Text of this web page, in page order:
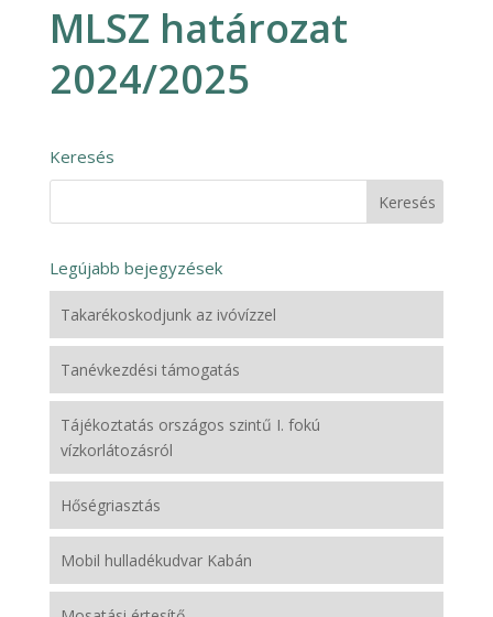
MLSZ határozat
2024/2025
Keresés
Legújabb bejegyzések
Takarékoskodjunk az ivóvízzel
Tanévkezdési támogatás
Tájékoztatás országos szintű I. fokú
vízkorlátozásról
Hőségriasztás
Mobil hulladékudvar Kabán